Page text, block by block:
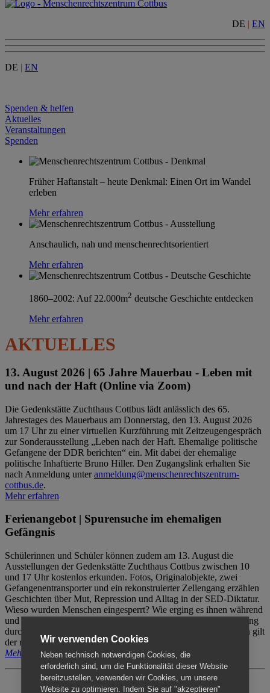
DE | EN
DE | EN
Spenden & helfen
Aktuelles
Veranstaltungen
Spenden
Früher Haftanstalt – heute Denkmal: Einen Ort im Wandel
erleben
Mehr erfahren
Anschaulich, nah und menschenrechtsorientiert
Mehr erfahren
1860–2002: Auf 22.000m2 deutsche Geschichte entdecken
Mehr erfahren
AKTUELLES
13. August 2026 | 65 Jahre Mauerbau - Leben mit
und nach der Haft (Online via Zoom)
Die Gedenkstätte Zuchthaus Cottbus lädt anlässlich des 65.
Jahrestages des Mauerbaus am Donnerstag, den 13. August 2026
um 17 Uhr zu einer virtuellen Kurzführung mit Zeitzeugengespräch
zur Sonderausstellung „Leben nach der Haft. Ehemalige politische
Gefangene der DDR berichten“ ein. Mit dabei der ehemalige
politische Inhaftierte Bruno Hiller. Den Zugangslink erhalten Sie
nach Anmeldung unteranmeldung@menschenrechtszentrum-
cottbus.de.
Mehr erfahren
Ferienangebot | Spurensuche im ehemaligen
Gefängnis
Schülerinnen und Schüler können zudem am 13. August die
Ausstellungen der Gedenkstätte Zuchthaus Cottbus zwischen 10
und 17 Uhr kostenlos erkunden. Fotos, Originalobjekte, zwei
Gefangenentransporter und ein rekonstruierter Zellengang erzählen
Geschichten über Mut, Repression und Alltag in der SED-Diktatur.
Wieso wurden Menschen eingesperrt? Wie erging es ihnen während
und nach der Haft? Der Besuch erfolgt individuell ohne Betreuung
durch das Menschenrechtszentrum Cottbus. Für Begleitpersonen gilt
der reguläre Eintritt (8€ / ermäßigt 5€).
Mehr erfahren
Wir verwenden Cookies
Neben technisch notwendigen Cookies, die
erforderlich sind, um die Funktionalität dieser Website
bereitzustellen, verwenden wir Cookies, um unsere
Website zu optimieren. Indem Sie auf "akzeptieren"